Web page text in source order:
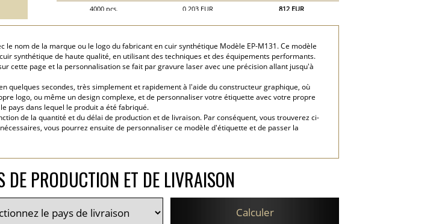
4000 pcs.
0,203 EUR
812 EUR
nom de la marque ou le logo du fabricant en cuir synthétique Modèle EP-M131. Ce modèle
synthétique de haute qualité, en utilisant des techniques et des équipements performants.
cette page et la personnalisation se fait par gravure laser avec une précision allant jusqu'à
quelques secondes, très simplement et rapidement à l'aide du constructeur graphique, où
logo, ou même un design complexe, et de personnaliser votre étiquette avec votre propre
pays dans lequel le produit a été fabriqué.
de la quantité et du délai de production et de livraison. Par conséquent, vous trouverez ci-
vous pourrez ensuite de personnaliser ce modèle d'étiquette et de passer la
DE PRODUCTION ET DE LIVRAISON
Calculer